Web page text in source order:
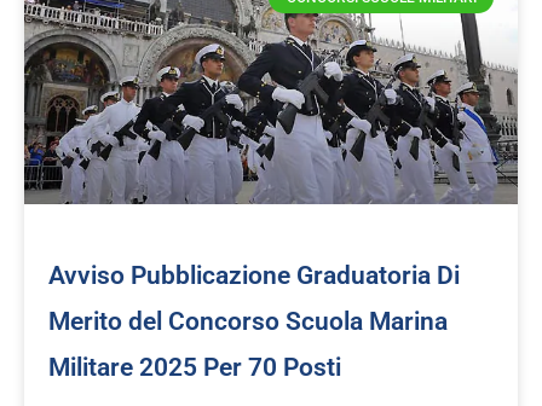
Avviso Pubblicazione Graduatoria Di
Merito del Concorso Scuola Marina
Militare 2025 Per 70 Posti